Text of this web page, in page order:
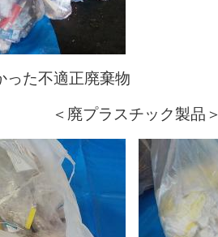
った不適正廃棄物
スチック製品＞